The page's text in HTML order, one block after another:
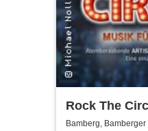
Rock The
die Augen
Bamberg, Bamberger